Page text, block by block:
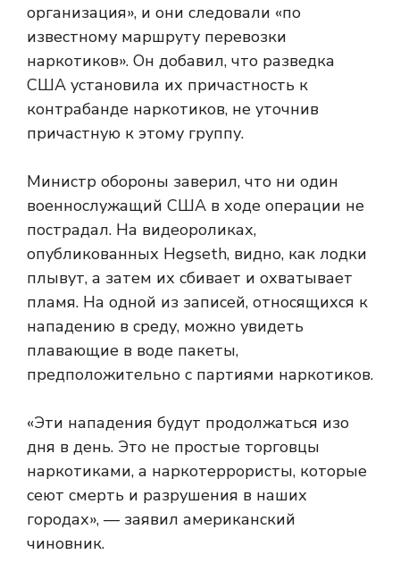
организация», и они следовали «по
известному маршруту перевозки
наркотиков». Он добавил, что разведка
США установила их причастность к
контрабанде наркотиков, не уточнив
причастную к этому группу.
Министр обороны заверил, что ни один
военнослужащий США в ходе операции не
пострадал. На видеороликах,
опубликованных Hegseth, видно, как лодки
плывут, а затем их сбивает и охватывает
пламя. На одной из записей, относящихся к
нападению в среду, можно увидеть
плавающие в воде пакеты,
предположительно с партиями наркотиков.
«Эти нападения будут продолжаться изо
дня в день. Это не простые торговцы
наркотиками, а наркотеррористы, которые
сеют смерть и разрушения в наших
городах», — заявил американский
чиновник.